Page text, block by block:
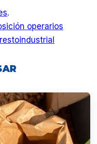
.
operarios